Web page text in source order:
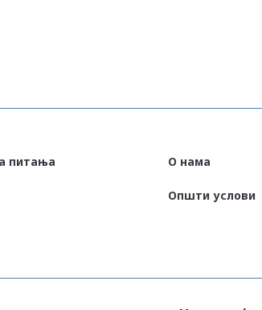
питања О нама
Општи услови